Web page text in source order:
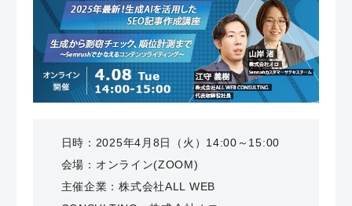
日時：2025年4月8日（火）14:00～15:00
会場 ：オンライン(ZOOM)
主催企業：株式会社ALL WEB